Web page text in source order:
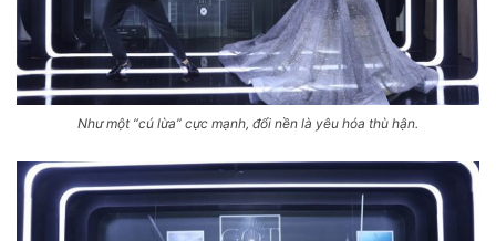
Như một “cú lừa” cực mạnh, đổi nền là yêu hóa thù hận.